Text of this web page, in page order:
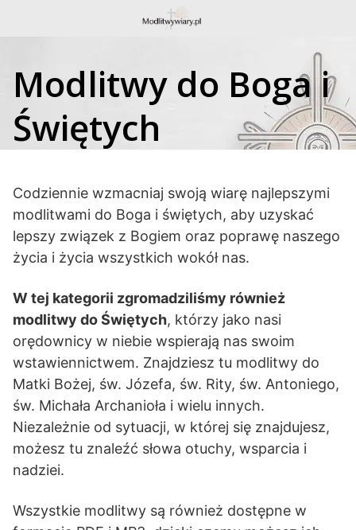
Modlitwy do Boga i
Świętych
Codziennie wzmacniaj swoją wiarę najlepszymi
modlitwami do Boga i świętych, aby uzyskać
lepszy związek z Bogiem oraz poprawę naszego
życia i życia wszystkich wokół nas.
W tej kategorii zgromadziliśmy również
modlitwy do Świętych, którzy jako nasi
orędownicy w niebie wspierają nas swoim
wstawiennictwem. Znajdziesz tu modlitwy do
Matki Bożej, św. Józefa, św. Rity, św. Antoniego,
św. Michała Archanioła i wielu innych.
Niezależnie od sytuacji, w której się znajdujesz,
możesz tu znaleźć słowa otuchy, wsparcia i
nadziei.
Wszystkie modlitwy są również dostępne w